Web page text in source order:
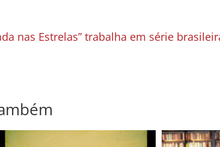
nas Estrelas” trabalha em série